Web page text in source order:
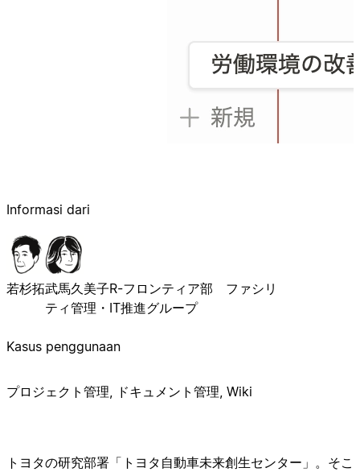
トヨタの研究部署「トヨタ自動車未来創生センター」。そこ
Informasi dari
若杉拓武馬久美子R-フロンティア部 ファシリ
ティ管理・IT推進グループ
Kasus penggunaan
プロジェクト管理, ドキュメント管理, Wiki